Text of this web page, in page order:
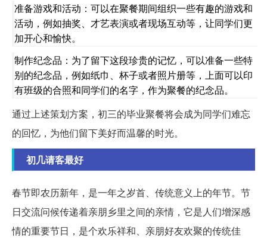
准备游戏和活动：可以在聚餐期间组织一些有趣的游戏和
活动，例如抽奖、才艺表演或者现场互动等，让同学们更
加开心和愉快。
制作纪念品：为了留下这段珍贵的记忆，可以准备一些特
别的纪念品，例如纸巾、杯子或者照片册等，上面可以印
有班级的合照和同学们的名字，作为聚餐的纪念品。
通过上述策划方案，初三的毕业聚餐将会成为同学们难忘
的回忆，为他们留下美好而温馨的时光。
初几请客最好
春节即农历新年，是一年之岁首、传统意义上的年节。节
日交流问候传递着亲朋乡里之间的亲情，它是人们增深感
情的重要节日，是个欢乐祥和、亲朋好友欢聚的传统佳